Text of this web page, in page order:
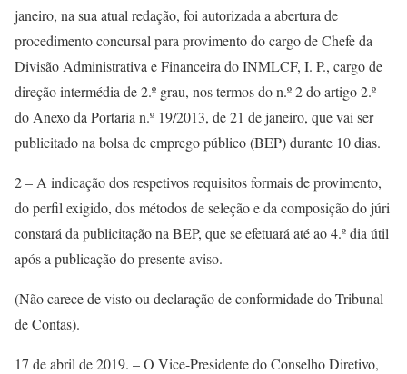
janeiro, na sua atual redação, foi autorizada a abertura de
procedimento concursal para provimento do cargo de Chefe da
Divisão Administrativa e Financeira do INMLCF, I. P., cargo de
direção intermédia de 2.º grau, nos termos do n.º 2 do artigo 2.º
do Anexo da Portaria n.º 19/2013, de 21 de janeiro, que vai ser
publicitado na bolsa de emprego público (BEP) durante 10 dias.
2 – A indicação dos respetivos requisitos formais de provimento,
do perfil exigido, dos métodos de seleção e da composição do júri
constará da publicitação na BEP, que se efetuará até ao 4.º dia útil
após a publicação do presente aviso.
(Não carece de visto ou declaração de conformidade do Tribunal
de Contas).
17 de abril de 2019. – O Vice-Presidente do Conselho Diretivo,